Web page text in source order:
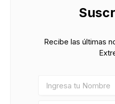
Recibe las últimas